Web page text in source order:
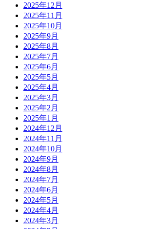
2025年12月
2025年11月
2025年10月
2025年9月
2025年8月
2025年7月
2025年6月
2025年5月
2025年4月
2025年3月
2025年2月
2025年1月
2024年12月
2024年11月
2024年10月
2024年9月
2024年8月
2024年7月
2024年6月
2024年5月
2024年4月
2024年3月